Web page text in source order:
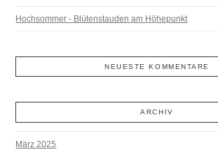
Hochsommer - Blütenstauden am Höhepunkt
NEUESTE KOMMENTARE
ARCHIV
März 2025